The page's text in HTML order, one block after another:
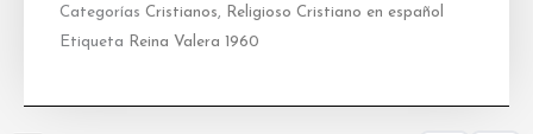
Categorías Cristianos,
Religioso Cristiano en español
Etiqueta
Reina Valera 1960